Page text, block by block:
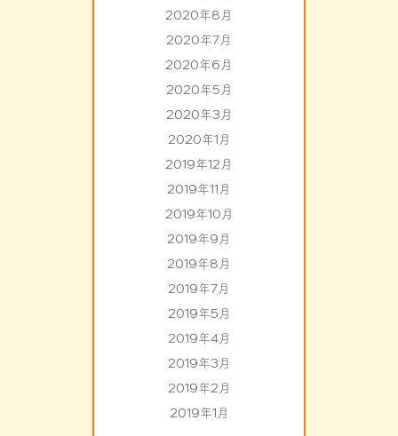
2020年8月
2020年7月
2020年6月
2020年5月
2020年3月
2020年1月
2019年12月
2019年11月
2019年10月
2019年9月
2019年8月
2019年7月
2019年5月
2019年4月
2019年3月
2019年2月
2019年1月